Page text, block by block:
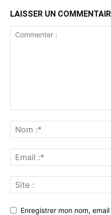
LAISSER UN
Enregistrer mon nom,